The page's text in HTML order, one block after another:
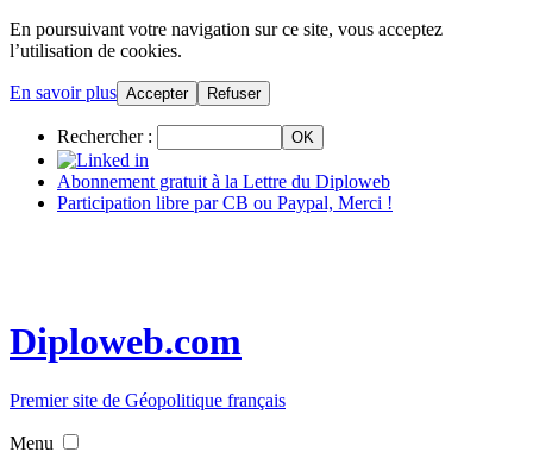
En poursuivant votre navigation sur ce site, vous acceptez
l’utilisation de cookies.
En savoir plus Accepter Refuser
Rechercher :
Abonnement gratuit à la Lettre du Diploweb
Participation libre par CB ou Paypal, Merci !
Diploweb.com
Premier site de Géopolitique français
Menu